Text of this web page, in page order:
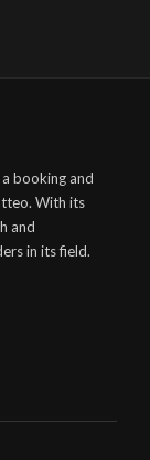
booking and
With its
and
in its field.